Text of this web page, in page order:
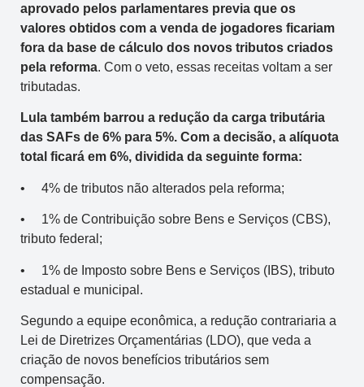
aprovado pelos parlamentares previa que os
valores obtidos com a venda de jogadores ficariam
fora da base de cálculo dos novos tributos criados
pela reforma. Com o veto, essas receitas voltam a ser
tributadas.
Lula também barrou a redução da carga tributária
das SAFs de 6% para 5%. Com a decisão, a alíquota
total ficará em 6%, dividida da seguinte forma:
• 4% de tributos não alterados pela reforma;
• 1% de Contribuição sobre Bens e Serviços (CBS),
tributo federal;
• 1% de Imposto sobre Bens e Serviços (IBS), tributo
estadual e municipal.
Segundo a equipe econômica, a redução contrariaria a
Lei de Diretrizes Orçamentárias (LDO), que veda a
criação de novos benefícios tributários sem
compensação.